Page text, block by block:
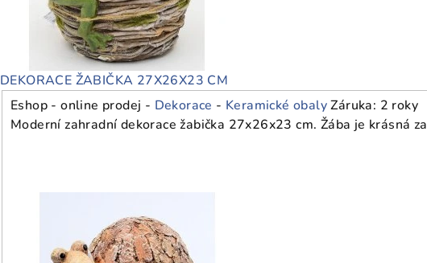
DEKORACE ŽABIČKA 27X26X23 CM
Eshop - online prodej - Dekorace - Keramické obalyZáruka: 2 roky
Moderní zahradní dekorace žabička 27x26x23 cm. Žába je krásná